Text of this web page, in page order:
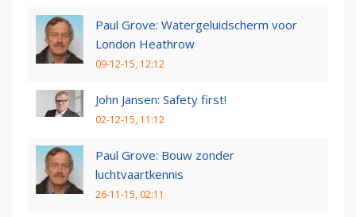
Paul Grove: Watergeluidscherm voor
London Heathrow
09-12-15, 12:12
John Jansen: Safety first!
02-12-15, 11:12
Paul Grove: Bouw zonder
luchtvaartkennis
26-11-15, 02:11